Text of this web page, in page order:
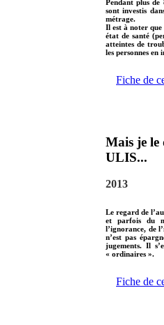
Pendant plus de
sont investis
métrage.
Il est à noter que
état de santé
atteintes de
les personnes en
Fiche de
Mais je le
ULIS...
2013
Le regard de
et parfois du
l’ignorance, de
n’est pas
jugements. Il
« ordinaires ».
Fiche de